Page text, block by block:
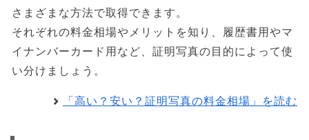
さまざまな方法で取得できます。
それぞれの料金相場やメリットを知り、履歴書用やマ
イナンバーカード用など、証明写真の目的によって使
い分けましょう。
「高い？安い？証明写真の料金相場」を読む